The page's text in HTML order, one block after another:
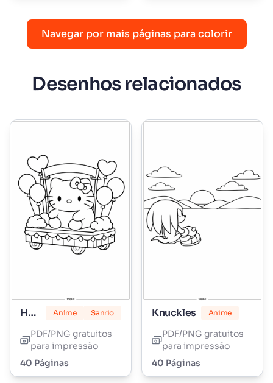
Navegar por mais páginas para colorir
Desenhos relacionados
Hello Kitty Marshmallow Anime Sanrio
PDF/PNG gratuitos
para impressão
40 Páginas
Knuckles Anime
PDF/PNG gratuitos
para impressão
40 Páginas